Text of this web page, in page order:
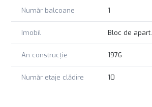
Număr balcoane 1
Imobil Bloc de apart.
An construcție 1976
Număr etaje clădire 10